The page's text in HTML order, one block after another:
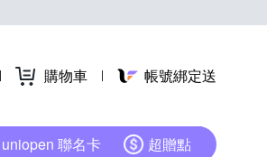
購物車 帳號綁定送
uniopen 聯名卡 超贈點